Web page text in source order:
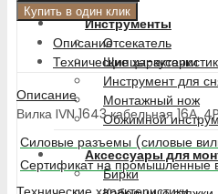
Инструменты
Отсекатель
Щипцы-кусачки
Инструмент для
Монтажный нож
Обжимной
Аксессуары для
Бирки
Купить в один клик
Описание
Технические
Описание
Вилка IVN 1643 кабельная 16А,
Силовые разъемы (силовые
Сертификат на промышленные